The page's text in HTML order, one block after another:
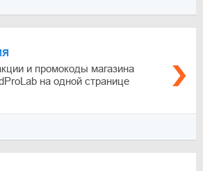
и промокоды магазина
на одной странице